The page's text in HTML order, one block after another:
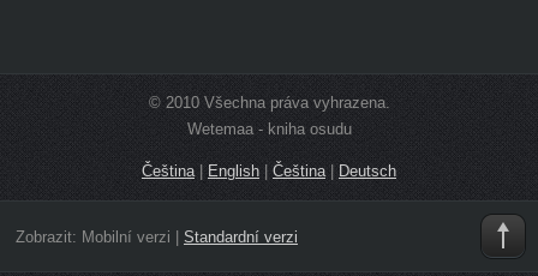
© 2010 Všechna práva vyhrazena.
Wetemaa - kniha osudu
Čeština | English Čeština |Deutsch
Zobrazit: Mobilní verzi Standardní verzi